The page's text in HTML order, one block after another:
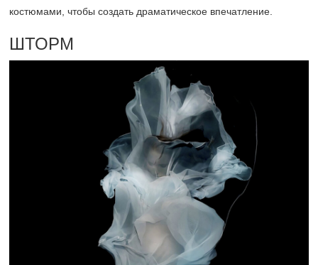
костюмами, чтобы создать драматическое впечатление.
ШТОРМ